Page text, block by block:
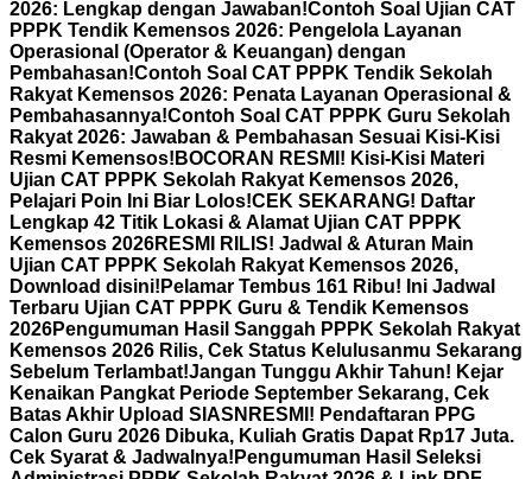
2026: Lengkap dengan Jawaban!Contoh Soal Ujian CAT
PPPK Tendik Kemensos 2026: Pengelola Layanan
Operasional (Operator & Keuangan) dengan
Pembahasan!Contoh Soal CAT PPPK Tendik Sekolah
Rakyat Kemensos 2026: Penata Layanan Operasional &
Pembahasannya!Contoh Soal CAT PPPK Guru Sekolah
Rakyat 2026: Jawaban & Pembahasan Sesuai Kisi-Kisi
Resmi Kemensos! BOCORAN RESMI! Kisi-Kisi Materi
Ujian CAT PPPK Sekolah Rakyat Kemensos 2026,
Pelajari Poin Ini Biar Lolos!CEK SEKARANG! Daftar
Lengkap 42 Titik Lokasi & Alamat Ujian CAT PPPK
Kemensos 2026RESMI RILIS! Jadwal & Aturan Main
Ujian CAT PPPK Sekolah Rakyat Kemensos 2026,
Download disini! Pelamar Tembus 161 Ribu! Ini Jadwal
Terbaru Ujian CAT PPPK Guru & Tendik Kemensos
2026Pengumuman Hasil Sanggah PPPK Sekolah Rakyat
Kemensos 2026 Rilis, Cek Status Kelulusanmu Sekarang
Sebelum Terlambat!Jangan Tunggu Akhir Tahun! Kejar
Kenaikan Pangkat Periode September Sekarang, Cek
Batas Akhir Upload SIASN RESMI! Pendaftaran PPG
Calon Guru 2026 Dibuka, Kuliah Gratis Dapat Rp17 Juta.
Cek Syarat & Jadwalnya! Pengumuman Hasil Seleksi